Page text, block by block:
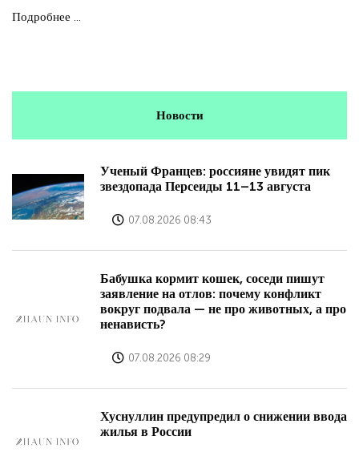
Подробнее ...
Новости
Ученый Францев: россияне увидят пик
звездопада Персеиды 11–13 августа
07.08.2026 08:43
Бабушка кормит кошек, соседи пишут
заявление на отлов: почему конфликт
вокруг подвала — не про животных, а про
ненависть?
07.08.2026 08:29
Хуснуллин предупредил о снижении ввода
жилья в России